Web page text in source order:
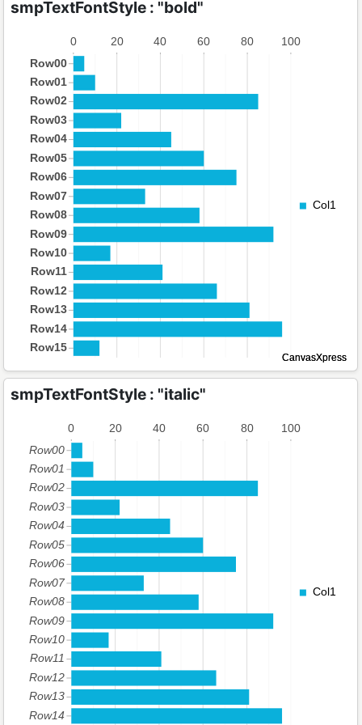
smpTextFontStyle : "bold"
smpTextFontStyle : "italic"